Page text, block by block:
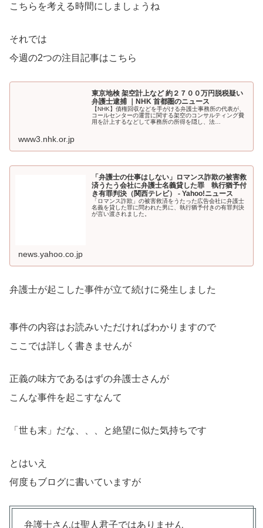
こちらを考える時間にしましょうね
それでは
今週の2つの注目記事はこちら
東京地検 架空計上など 約２７００万円脱税疑い
弁護士逮捕 ｜NHK 首都圏のニュース
【NHK】債権回収などを手がける弁護士事務所の代表が、
コールセンターの運営に関する架空のコンサルティング費
用を計上するなどして事務所の所得を隠し、法…
www3.nhk.or.jp
「弁護士の仕事はしない」ロマンス詐欺の被害救
済うたう会社に弁護士名義貸した罪 執行猶予付
き有罪判決（関西テレビ） - Yahoo!ニュース
「ロマンス詐欺」の被害救済をうたった広告会社に弁護士
名義を貸した罪に問われた男に、執行猶予付きの有罪判決
が言い渡されました。
news.yahoo.co.jp
弁護士が起こした事件が立て続けに発生しました
事件の内容はお読みいただければわかりますので
ここでは詳しく書きませんが
正義の味方であるはずの弁護士さんが
こんな事件を起こすなんて
「世も末」だな、、、と絶望に似た気持ちです
とはいえ
何度もブログに書いていますが
弁護士さんは聖人君子ではありません